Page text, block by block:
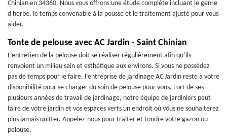
Chinian en 34360. Nous vous offrons une étude complète incluant le genre
d'herbe, le temps convenable à la pousse et le traitement ajusté pour vous
aider.
Tonte de pelouse avec AC Jardin - Saint Chinian
L’entretien de la pelouse doit se réaliser régulièrement afin qu’ils
renvoient un milieu sain et esthétique aux environs. Si vous ne possédez
pas de temps pour le faire, l’entreprise de jardinage AC Jardin reste à votre
disponibilité pour se charger du soin de pelouse pour vous. Fort de ses
plusieurs années de travail de jardinage, notre équipe de jardiniers peut
faire de votre jardin et vos espaces verts un endroit où vous ne souhaiterez
plus jamais quitter. Appelez-nous pour traiter et tondre votre gazon ou
pelouse.